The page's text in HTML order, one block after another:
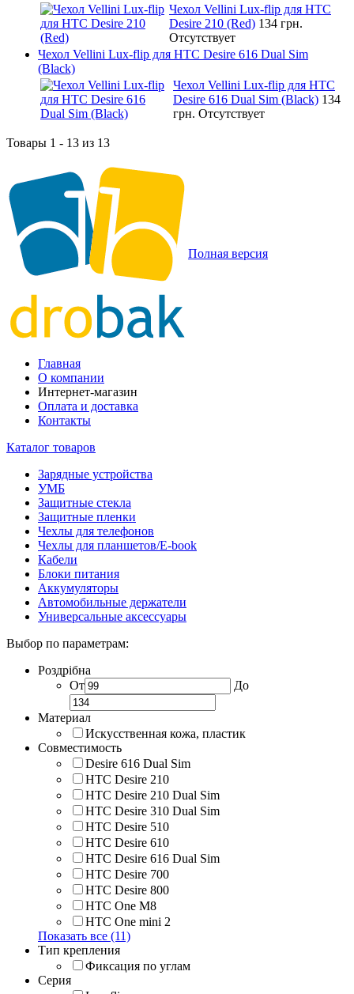
Чехол Vellini Lux-flip для HTC
Desire 210 (Red) 134 грн.
Отсутствует
Чехол Vellini Lux-flip для HTC Desire 616 Dual Sim
(Black)
Чехол Vellini Lux-flip для HTC
Desire 616 Dual Sim (Black) 134
грн. Отсутствует
Товары 1 - 13 из 13
Полная версия
Главная
О компании
Интернет-магазин
Оплата и доставка
Контакты
Каталог товаров
Зарядные устройства
УМБ
Защитные стекла
Защитные пленки
Чехлы для телефонов
Чехлы для планшетов/E-book
Кабели
Блоки питания
Аккумуляторы
Автомобильные держатели
Универсальные аксессуары
Выбор по параметрам:
Роздрібна
От
До
Материал
Искусственная кожа, пластик
Совместимость
Desire 616 Dual Sim
HTC Desire 210
HTC Desire 210 Dual Sim
HTC Desire 310 Dual Sim
HTC Desire 510
HTC Desire 610
HTC Desire 616 Dual Sim
HTC Desire 700
HTC Desire 800
HTC One M8
HTC One mini 2
Показать все (11)
Тип крепления
Фиксация по углам
Серия